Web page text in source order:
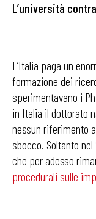
L’università
L’Italia paga un
formazione dei
sperimentavano i
in Italia il dottorato
nessun riferimento
sbocco. Soltanto nel
che per adesso
procedurali sulle